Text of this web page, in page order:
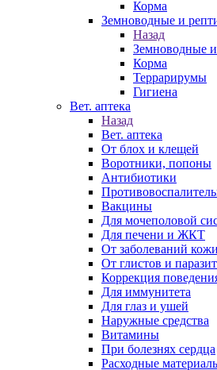
Корма
Земноводные и
Назад
Земноводные
Корма
Террарирумы
Гигиена
Вет. аптека
Назад
Вет. аптека
От блох и клещей
Воротники, попоны
Антибиотики
Вакцины
Для мочеполовой
Для печени и ЖКТ
От заболеваний кожи
От глистов и
Коррекция
Для иммунитета
Для глаз и ушей
Наружные средства
Витамины
При болезнях сердца
Расходные